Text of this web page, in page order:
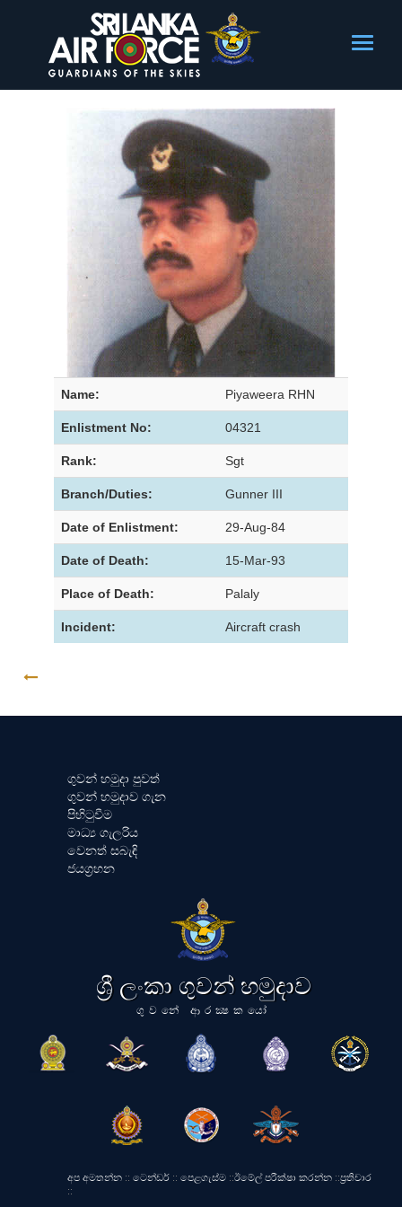
Name: Piyaweera RHN
Enlistment No: 04321
Rank: Sgt
Branch/Duties: Gunner III
Date of Enlistment: 29-Aug-84
Date of Death: 15-Mar-93
Place of Death: Palaly
Incident: Aircraft crash
ගුවන් හමුදා පුවත්
ගුවන් හමුදාව ගැන
පිහිටුවීම
මාධ්‍ය ගැලරිය
වෙනත් සබැඳි
ජයග්‍රහන
ශ්‍රී ලංකා ගුවන් හමුදාව
ගුවනේ ආරක්‍ෂකයෝ
අප අමතන්න :: ටෙන්ඩර් :: පෙළගැස්ම ::ඊමේල් පරීක්ෂා කරන්න ::ප්‍රතිචාර
::